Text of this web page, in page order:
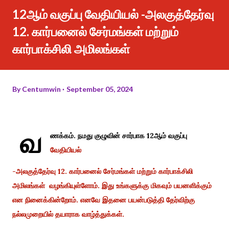
12ஆம் வகுப்பு வேதியியல் -அலகுத்தேர்வு
12. கார்பனைல் சேர்மங்கள் மற்றும்
கார்பாக்சிலி அமிலங்கள்
ByCentumwin September 05, 2024
வ
ணக்கம். நமது குழுவின் சார்பாக 12ஆம் வகுப்பு
வேதியியல்
-அலகுத்தேர்வு 12. கார்பனைல் சேர்மங்கள் மற்றும் கார்பாக்சிலி
அமிலங்கள் வழங்கியுள்ளோம். இது உங்களுக்கு மிகவும் பயனளிக்கும்
என நினைக்கின்றோம். எனவே இதனை பயன்படுத்தி தேர்விற்கு
நல்லமுறையில் தயாராக வாழ்த்துக்கள்.